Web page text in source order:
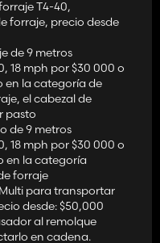
T4-40,
forraje, precio desde
de 9 metros
18 mph por $30 000 o
en la categoría de
el cabezal de
pasto
de 9 metros
18 mph por $30 000 o
en la categoría
forraje
para transportar
desde: $50,000
al remolque
en cadena.